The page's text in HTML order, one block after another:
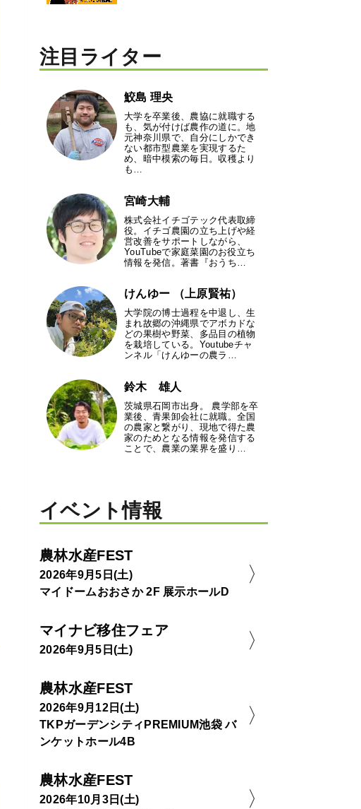
注目ライター
鮫島 理央
大学を卒業後、農協に就職する
も、気が付けば農作の道に。地
元神奈川県で、自分にしかでき
ない都市型農業を実現するた
め、暗中模索の毎日。収穫より
も…
宮崎大輔
株式会社イチゴテック代表取締
役。イチゴ農園の立ち上げや経
営改善をサポートしながら、
YouTubeで家庭菜園のお役立ち
情報を発信。著書『おうち…
けんゆー （上原賢祐）
大学院の博士過程を中退し、生
まれ故郷の沖縄県でアボカドな
どの果樹や野菜、多品目の植物
を栽培している。Youtubeチャ
ンネル「けんゆーの農ラ…
鈴木 雄人
茨城県石岡市出身。 農学部を卒
業後、青果卸会社に就職。全国
の農家と繋がり、現地で得た農
家のためとなる情報を発信する
ことで、農業の業界を盛り…
イベント情報
農林水産FEST
2026年9月5日(土)
マイドームおおさか 2F 展示ホールD
マイナビ移住フェア
2026年9月5日(土)
農林水産FEST
2026年9月12日(土)
TKPガーデンシティPREMIUM池袋 バ
ンケットホール4B
農林水産FEST
2026年10月3日(土)